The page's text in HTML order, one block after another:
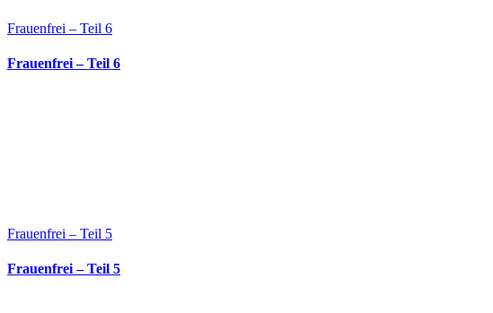
Frauenfrei – Teil 6
Frauenfrei – Teil 6
Frauenfrei – Teil 5
Frauenfrei – Teil 5